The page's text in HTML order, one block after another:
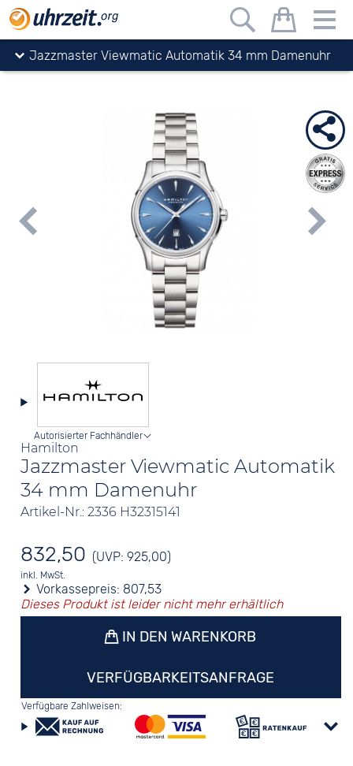
Uhrzeit.org
Uhren
Hamilton
Jazzmaster
Jazzmaster Viewmatic Automatik 34 mm Damenuhr
Hamilton
Jazzmaster Viewmatic Automatik
34 mm Damenuhr
Artikel-Nr.: 2336 H32315141
Autorisierter Fachhändler
832,50 (UVP: 925,00)
inkl. MwSt.
Vorkassepreis: 807,53
Dieses Produkt ist leider nicht mehr erhältlich
IN DEN WARENKORB
VERFÜGBARKEITSANFRAGE
Verfügbare Zahlweisen: